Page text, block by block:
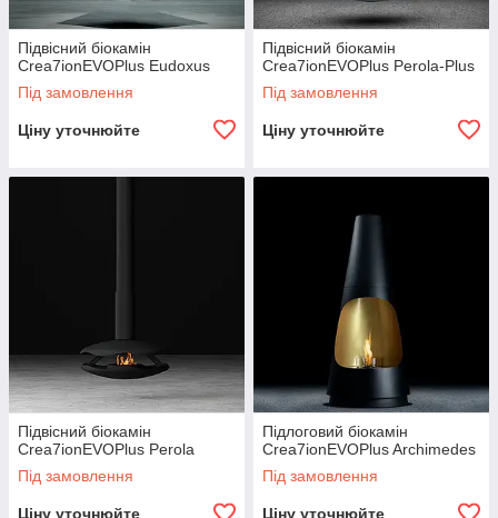
Підвісний біокамін
Crea7ionEVOPlus Eudoxus
Під замовлення
Ціну уточнюйте
Підвісний біокамін
Crea7ionEVOPlus Perola-Plus
Під замовлення
Ціну уточнюйте
Підвісний біокамін
Crea7ionEVOPlus Perola
Під замовлення
Ціну уточнюйте
Підлоговий біокамін
Crea7ionEVOPlus Archimedes
Під замовлення
Ціну уточнюйте